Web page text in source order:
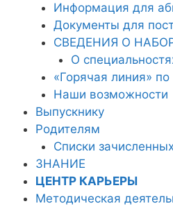
Информация для
Документы для
СВЕДЕНИЯ О
О
«Горячая линия»
Наши возможности
Выпускнику
Родителям
Списки
ЗНАНИЕ
ЦЕНТР КАРЬЕРЫ
Методическая